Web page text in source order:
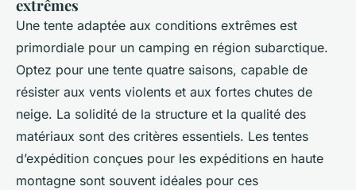
extrêmes
Une tente adaptée aux conditions extrêmes est
primordiale pour un camping en région subarctique.
Optez pour une tente quatre saisons, capable de
résister aux vents violents et aux fortes chutes de
neige. La solidité de la structure et la qualité des
matériaux sont des critères essentiels. Les tentes
d’expédition conçues pour les expéditions en haute
montagne sont souvent idéales pour ces